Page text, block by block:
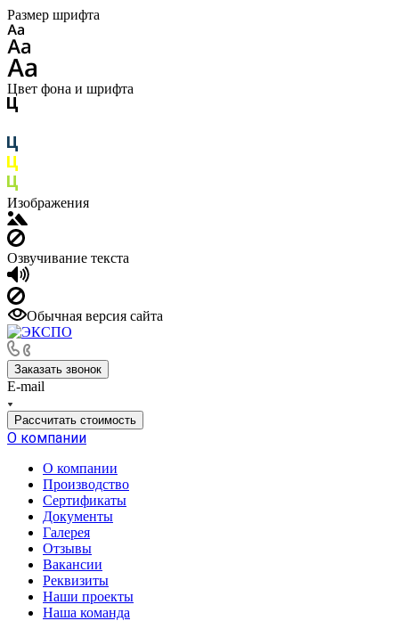
Размер шрифта
Цвет фона и шрифта
Изображения
Озвучивание текста
Обычная версия сайта
Заказать звонок
E-mail
Рассчитать стоимость
О компании
О компании
Производство
Сертификаты
Документы
Галерея
Отзывы
Вакансии
Реквизиты
Наши проекты
Наша команда